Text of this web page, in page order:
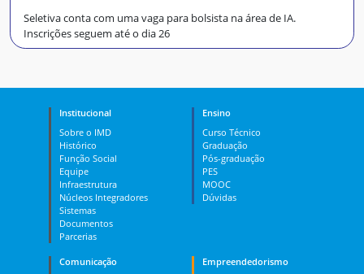
Seletiva conta com uma vaga para bolsista na área de IA.
Inscrições seguem até o dia 26
Institucional
Sobre o IMD
Histórico
Função Social
Equipe
Infraestrutura
Núcleos Integradores
Sistemas
Documentos
Parcerias
Ensino
Curso Técnico
Graduação
Pós-graduação
PES
MOOC
Dúvidas
Comunicação
Empreendedorismo